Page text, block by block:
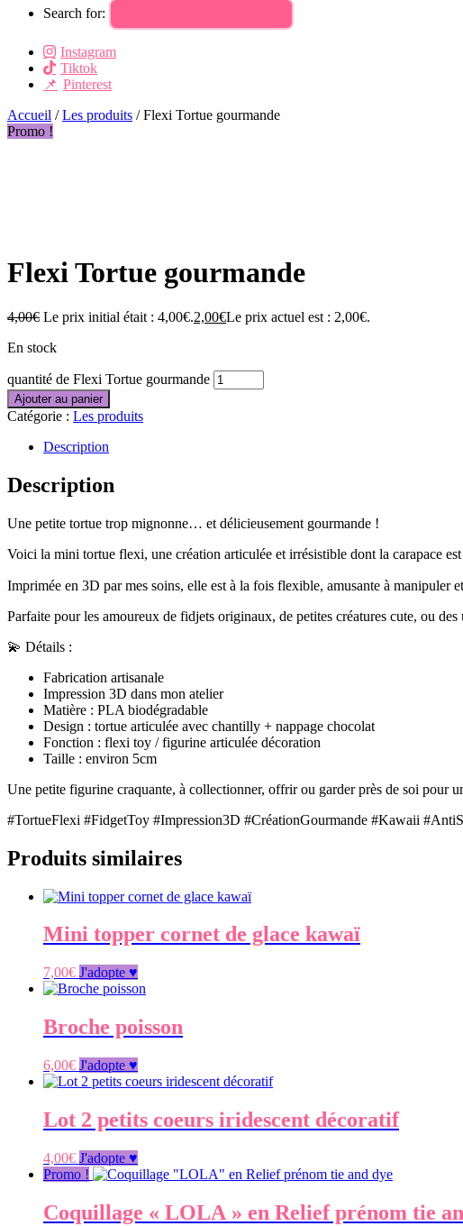
Search for:
Instagram
Tiktok
Pinterest
Accueil /Les produits / Flexi Tortue gourmande
Promo !
Flexi Tortue gourmande
4,00€ Le prix initial était : 4,00€.2,00€Le prix actuel est : 2,00€.
En stock
quantité de Flexi Tortue gourmande
Ajouter au panier
Catégorie : Les produits
Description
Description
Une petite tortue trop mignonne… et délicieusement gourmande !
Voici la mini tortue flexi, une création articulée et irrésistible dont la carapace
Imprimée en 3D par mes soins, elle est à la fois flexible, amusante à manipuler
Parfaite pour les amoureux de fidjets originaux, de petites créatures cute, ou des
💫 Détails :
Fabrication artisanale
Impression 3D dans mon atelier
Matière : PLA biodégradable
Design : tortue articulée avec chantilly + nappage chocolat
Fonction : flexi toy / figurine articulée décoration
Taille : environ 5cm
Une petite figurine craquante, à collectionner, offrir ou garder près de soi pour
#TortueFlexi #FidgetToy #Impression3D #CréationGourmande #Kawaii
Produits similaires
Mini topper cornet de glace kawaï
7,00€ J'adopte ♥
Broche poisson
6,00€ J'adopte ♥
Lot 2 petits coeurs iridescent décoratif
4,00€ J'adopte ♥
Promo !
Coquillage « LOLA » en Relief prénom tie